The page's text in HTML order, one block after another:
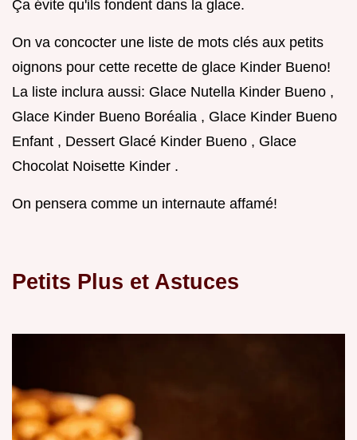
Ça évite qu'ils fondent dans la glace.
On va concocter une liste de mots clés aux petits
oignons pour cette recette de glace Kinder Bueno!
La liste inclura aussi: Glace Nutella Kinder Bueno ,
Glace Kinder Bueno Boréalia , Glace Kinder Bueno
Enfant , Dessert Glacé Kinder Bueno , Glace
Chocolat Noisette Kinder .
On pensera comme un internaute affamé!
Petits Plus et Astuces